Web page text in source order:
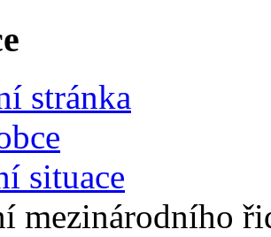
stránka
situace
mezinárodního